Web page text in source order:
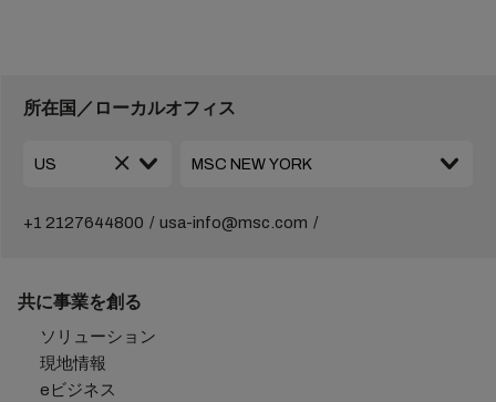
所在国／ローカルオフィス
+1 2127644800 usa-info@msc.com
共に事業を創る
ソリューション
現地情報
eビジネス